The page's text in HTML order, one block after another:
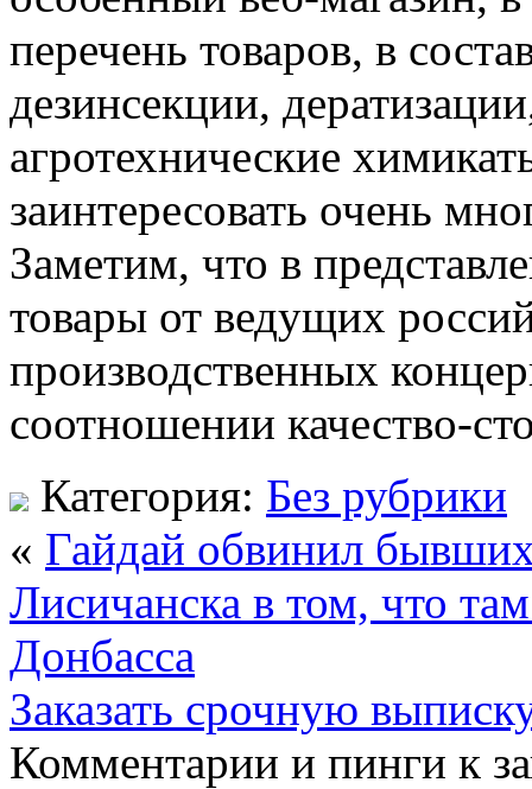
перечень товаров, в
дезинсекции,
агротехнические
заинтересовать очень
Заметим, что в
товары от ведущих
производственных
соотношении качество-
Категория: Без рубрики
« Гайдай обвинил
Лисичанска в том, что
Донбасса
Заказать срочную
Комментарии и пинги к